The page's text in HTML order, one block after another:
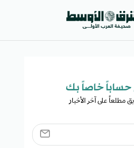
خاصاً بك​
مطلعاً على آخر الأخبار